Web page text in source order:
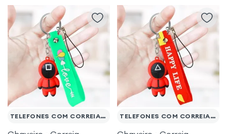
TELEFONES COM CORREIA DE PULSO TELEFONES COM CORREIA DE PULSO